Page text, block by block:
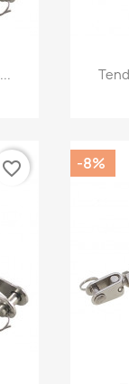
favorite_border -8%